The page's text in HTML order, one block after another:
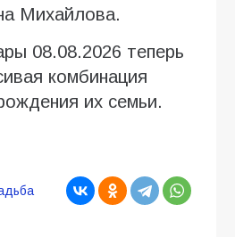
Михайлова.
08.08.2026 теперь
комбинация
их семьи.